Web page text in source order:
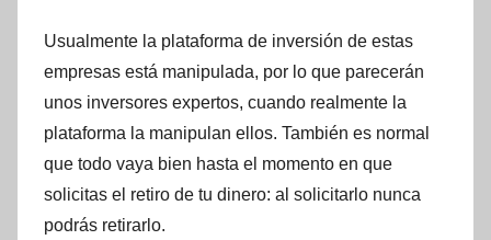
Usualmente la plataforma de inversión de estas
empresas está manipulada, por lo que parecerán
unos inversores expertos, cuando realmente la
plataforma la manipulan ellos. También es normal
que todo vaya bien hasta el momento en que
solicitas el retiro de tu dinero: al solicitarlo nunca
podrás retirarlo.